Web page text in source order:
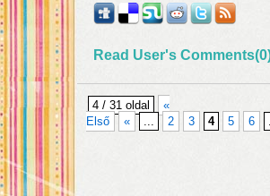
Read User's
4 / 31 oldal
«
Első
« ... 2 3 4 5 6